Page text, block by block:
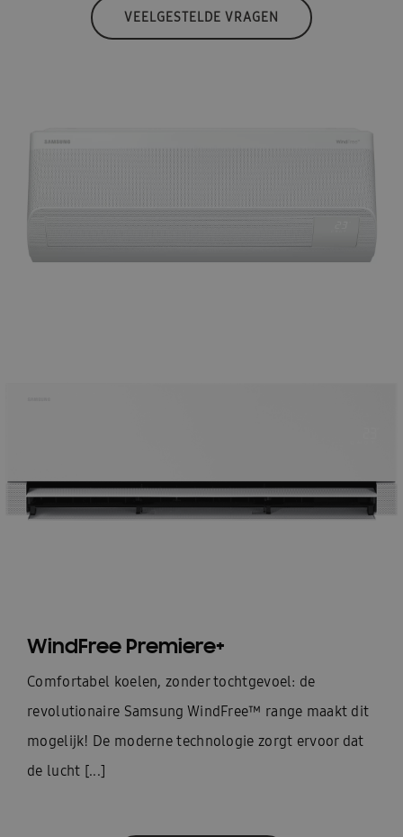
VEELGESTELDE VRAGEN
WindFree Premiere+
Comfortabel koelen, zonder tochtgevoel: de
revolutionaire Samsung WindFree™ range maakt dit
mogelijk! De moderne technologie zorgt ervoor dat
de lucht [...]